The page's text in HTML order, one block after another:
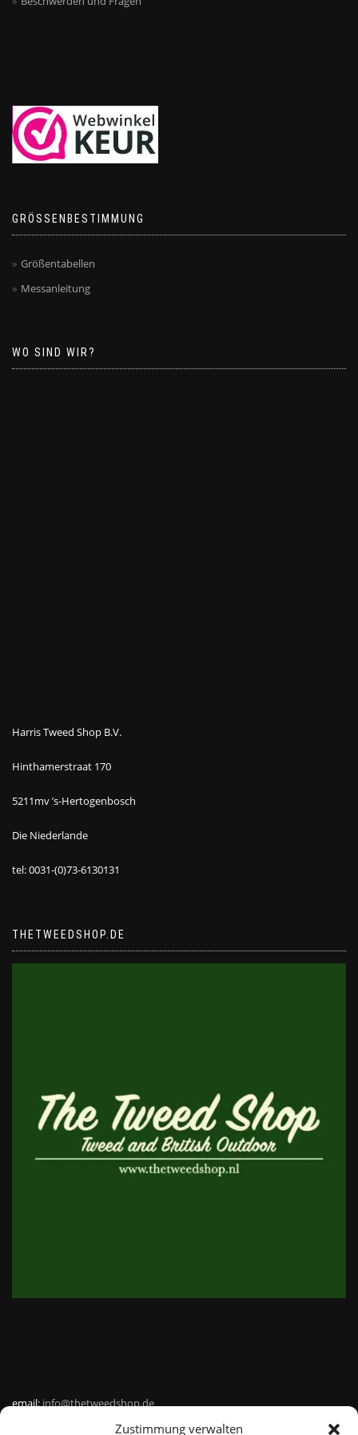
Zustimmung verwalten
GRÖSSENBESTIMMUNG
Größentabellen
Messanleitung
WO SIND WIR?
Harris Tweed Shop B.V.
Hinthamerstraat 170
5211mv ’s-Hertogenbosch
Die Niederlande
tel: 0031-(0)73-6130131
THETWEEDSHOP.DE
email:info@thetweedshop.de